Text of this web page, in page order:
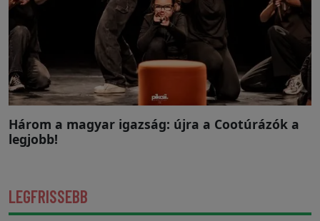
Három a magyar igazság: újra a Cootúrázók a
legjobb!
LEGFRISSEBB